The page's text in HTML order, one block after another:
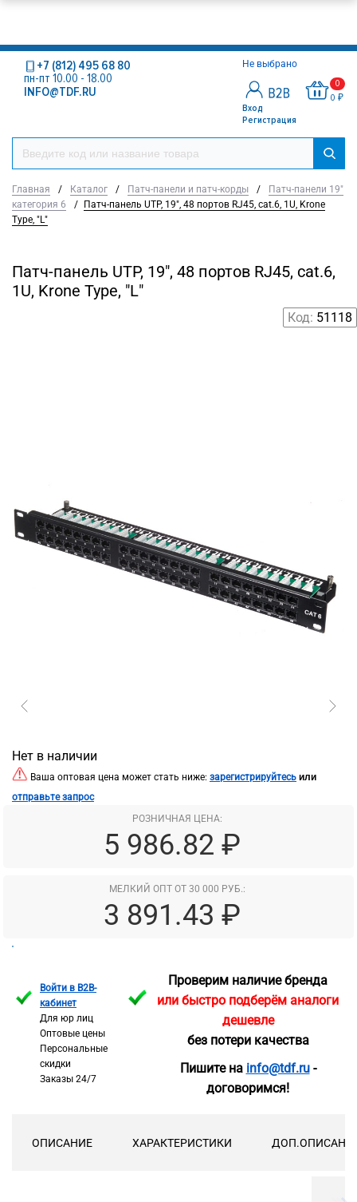
Не выбрано
Вход
Регистрация
0
0 ₽
+7 (812) 495 68 80
пн-пт 10.00 - 18.00
INFO@TDF.RU
Главная / Каталог / Патч-панели и патч-корды /
Патч-панели 19"
категория 6
/
Патч-панель UTP, 19", 48 портов RJ45, cat.6, 1U, Krone
Type, "L"
Патч-панель UTP, 19", 48 портов RJ45, cat.6,
1U, Krone Type, "L"
Код: 51118
Нет в наличии
Ваша оптовая цена может стать ниже: зарегистрируйтесь или
отправьте запрос
РОЗНИЧНАЯ ЦЕНА:
5 986.82 ₽
МЕЛКИЙ ОПТ ОТ 30 000 РУБ.:
3 891.43 ₽
Войти в B2B-
кабинет
Для юр лиц
Оптовые цены
Персональные
скидки
Заказы 24/7
Проверим наличие бренда
или быстро подберём аналоги
дешевле
без потери качества
Пишите на info@tdf.ru-
договоримся!
ОПИСАНИЕ ХАРАКТЕРИСТИКИ